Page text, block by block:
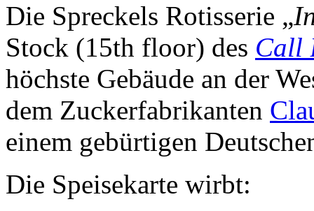
Die Spreckels Rotisserie „
Stock (15th floor) des Call
höchste Gebäude an der
dem Zuckerfabrikanten
einem gebürtigen
Die Speisekarte wirbt: